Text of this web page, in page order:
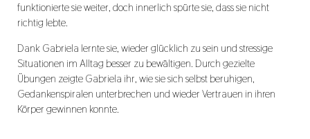
funktionierte sie weiter, doch innerlich spürte sie, dass sie nicht
richtig lebte.
Dank Gabriela lernte sie, wieder glücklich zu sein und stressige
Situationen im Alltag besser zu bewältigen. Durch gezielte
Übungen zeigte Gabriela ihr, wie sie sich selbst beruhigen,
Gedankenspiralen unterbrechen und wieder Vertrauen in ihren
Körper gewinnen konnte.